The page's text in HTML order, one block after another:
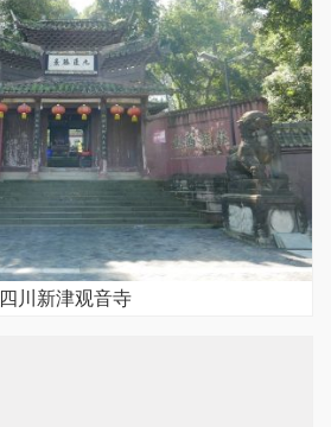
四川新津观音寺